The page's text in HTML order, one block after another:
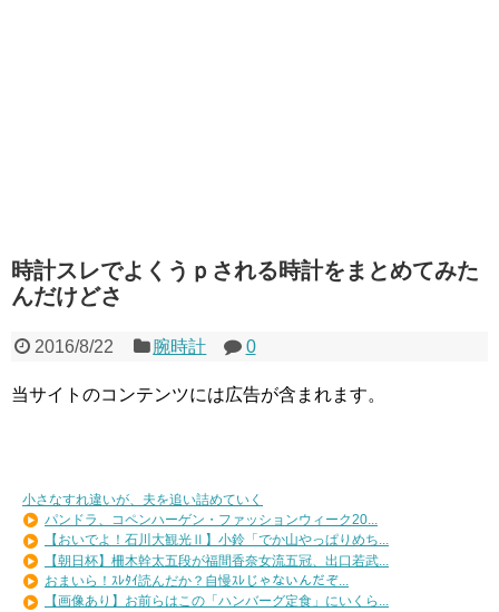
時計スレでよくうｐされる時計をまとめてみた
んだけどさ
2016/8/22 腕時計 0
当サイトのコンテンツには広告が含まれます。
小さなすれ違いが、夫を追い詰めていく
パンドラ、コペンハーゲン・ファッションウィーク20...
【おいでよ！石川大観光Ⅱ】小鈴「でか山やっぱりめち...
【朝日杯】柵木幹太五段が福間香奈女流五冠、出口若武...
おまいら！ｽﾚﾀｲ読んだか？自慢ｽﾚじゃないんだぞ...
【画像あり】お前らはこの「ハンバーグ定食」にいくら...